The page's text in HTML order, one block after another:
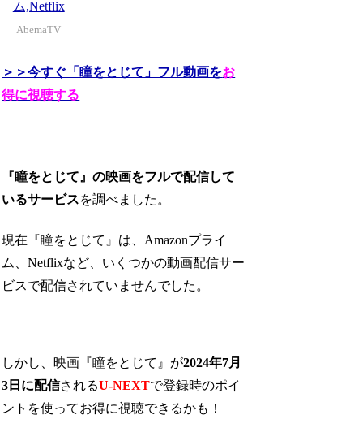
AbemaTV
＞＞今すぐ「瞳をとじて」フル動画をお
得に視聴する
『瞳をとじて』の映画をフルで配信して
いるサービスを調べました。
現在『瞳をとじて』は、Amazonプライ
ム、Netflixなど、いくつかの動画配信サー
ビスで配信されていませんでした。
しかし、映画『瞳をとじて』が2024年7月
3日に配信されるU-NEXTで登録時のポイ
ントを使ってお得に視聴できるかも！